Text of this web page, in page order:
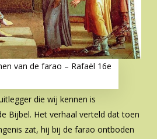
van de farao – Rafaël 16e
die wij kennen is
Bijbel. Het verhaal verteld dat toen
zat, hij bij de farao ontboden